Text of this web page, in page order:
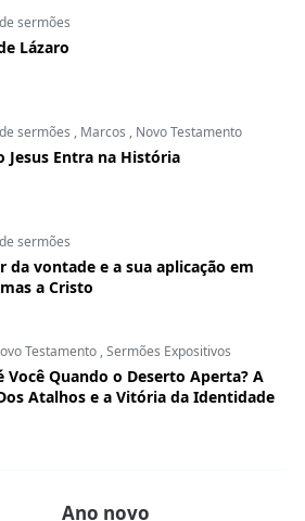
sermões
Lázaro
sermões , Marcos , Novo Testamento
Jesus Entra na História
sermões
da vontade e a sua aplicação em
a Cristo
Testamento,Sermões Expositivos
Você Quando o Deserto Aperta? A
Atalhos e a Vitória da Identidade
Ano novo